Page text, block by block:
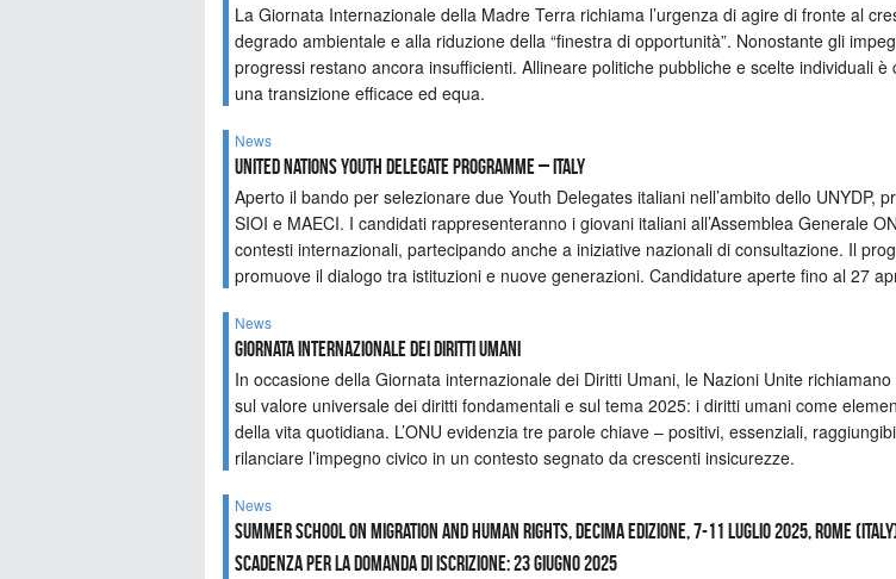
La Giornata Internazionale della Madre Terra richiama l’urgenza di agire di fronte al
degrado ambientale e alla riduzione della “finestra di opportunità”. Nonostante gli
progressi restano ancora insufficienti. Allineare politiche pubbliche e scelte individuali è
una transizione efficace ed equa.
News
United Nations Youth Delegate Programme – Italy
Aperto il bando per selezionare due Youth Delegates italiani nell’ambito dello UNYDP,
SIOI e MAECI. I candidati rappresenteranno i giovani italiani all’Assemblea Generale
contesti internazionali, partecipando anche a iniziative nazionali di consultazione. Il
promuove il dialogo tra istituzioni e nuove generazioni. Candidature aperte fino al 27
News
Giornata Internazionale dei Diritti Umani
In occasione della Giornata internazionale dei Diritti Umani, le Nazioni Unite richiamano
sul valore universale dei diritti fondamentali e sul tema 2025: i diritti umani come
della vita quotidiana. L’ONU evidenzia tre parole chiave – positivi, essenziali,
rilanciare l’impegno civico in un contesto segnato da crescenti insicurezze.
News
Summer School on Migration and Human Rights, Decima edizione, 7-11 luglio 2025, Rome
scadenza per la domanda di iscrizione: 23 giugno 2025